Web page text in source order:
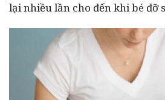
lại nhiều lần cho đến khi bé đỡ